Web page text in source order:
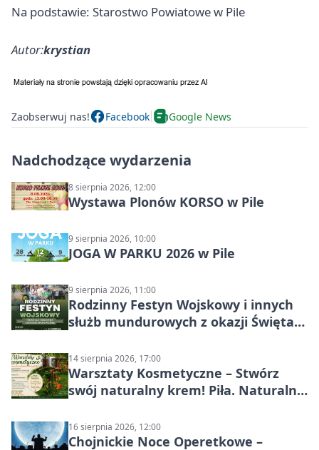
Na podstawie: Starostwo Powiatowe w Pile
Autor:krystian
Zaobserwuj nas! Facebook Google News
Nadchodzące wydarzenia
8 sierpnia 2026, 12:00
Wystawa Plonów KORSO w Pile
9 sierpnia 2026, 10:00
JOGA W PARKU 2026 w Pile
9 sierpnia 2026, 11:00
Rodzinny Festyn Wojskowy i innych
służb mundurowych z okazji Święta
14 sierpnia 2026, 17:00
Warsztaty Kosmetyczne – Stwórz
swój naturalny krem! Piła. Naturalna
16 sierpnia 2026, 12:00
Chojnickie Noce Operetkowe –